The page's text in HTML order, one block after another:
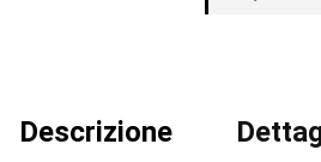
Descrizione